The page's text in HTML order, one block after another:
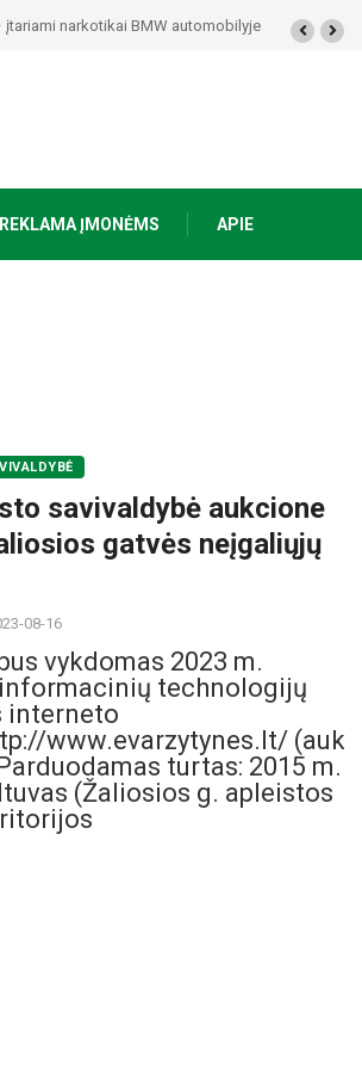
narkotikai BMW automobilyje
REKLAMA ĮMONĖMS APIE
savivaldybė aukcione
gatvės neįgaliųjų
08-16
vykdomas 2023 m.
technologijų
interneto
www.evarzytynes.lt/
turtas: 2015 m.
(Žaliosios g. apleistos